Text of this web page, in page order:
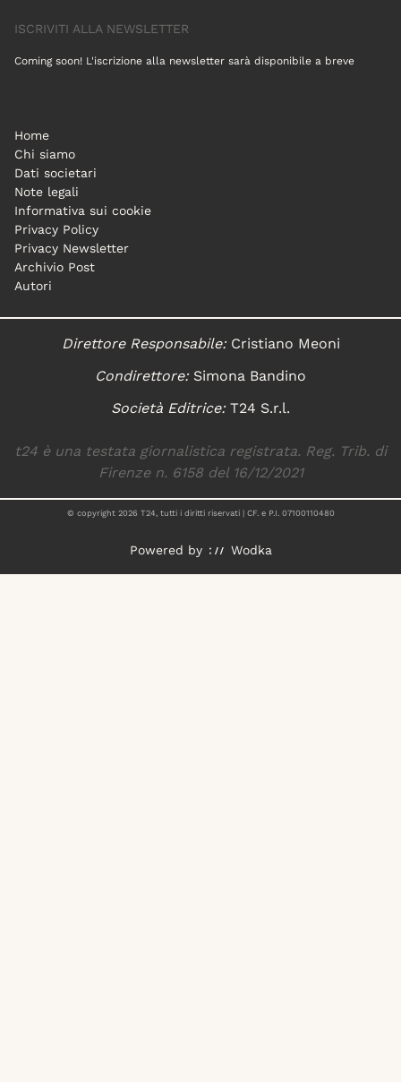
ISCRIVITI ALLA NEWSLETTER
Coming soon! L'iscrizione alla newsletter sarà disponibile a breve
Home
Chi siamo
Dati societari
Note legali
Informativa sui cookie
Privacy Policy
Privacy Newsletter
Archivio Post
Autori
Direttore Responsabile:Cristiano Meoni
Condirettore:Simona Bandino
Società Editrice:T24 S.r.l.
t24 è una testata giornalistica registrata. Reg. Trib. di
Firenze n. 6158 del 16/12/2021
© copyright 2026 T24, tutti i diritti riservati | CF. e P.I. 07100110480
Powered by Wodka